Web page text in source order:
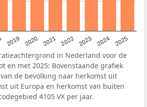
2019 2020 2021 2022 2023 2024 2025
in Nederland voor de
en met 2025: Bovenstaande grafiek
de bevolking naar herkomst uit
uit Europa en herkomst van buiten
4105 VX per jaar.